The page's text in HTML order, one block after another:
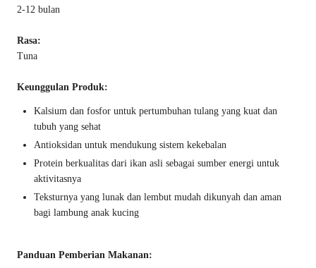
2-12 bulan
Rasa:
Tuna
Keunggulan Produk:
Kalsium dan fosfor untuk pertumbuhan tulang yang kuat dan
tubuh yang sehat
Antioksidan untuk mendukung sistem kekebalan
Protein berkualitas dari ikan asli sebagai sumber energi untuk
aktivitasnya
Teksturnya yang lunak dan lembut mudah dikunyah dan aman
bagi lambung anak kucing
Panduan Pemberian Makanan: